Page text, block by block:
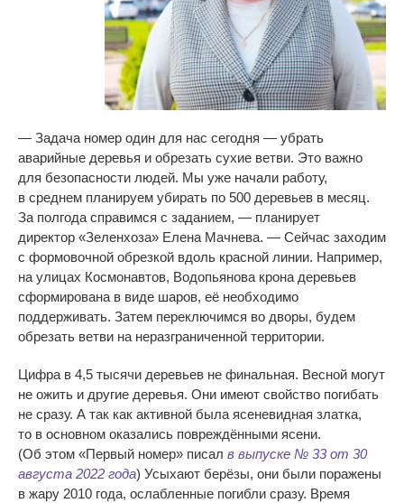
— Задача номер один для нас сегодня —убрать
аварийные деревья и обрезать сухие ветви. Это важно
для безопасности людей. Мы уже начали работу,
в среднем планируем убирать по 500 деревьев в месяц.
За полгода справимся с заданием, —планирует
директор «Зеленхоза»Елена Мачнева. — Сейчас заходим
с формовочной обрезкой вдоль красной линии. Например,
на улицах Космонавтов, Водопьянова крона деревьев
сформирована в виде шаров, её необходимо
поддерживать. Затем переключимся во дворы, будем
обрезать ветви на неразграниченной территории.
Цифра в 4,5 тысячи деревьев не финальная. Весной могут
не ожить и другие деревья. Они имеют свойство погибать
не сразу. А так как активной была ясеневидная златка,
то в основном оказались повреждёнными ясени.
(Об этом «Первый номер»писал в выпуске №33 от 30
августа 2022 года) Усыхают берёзы, они были поражены
в жару 2010 года, ослабленные погибли сразу. Время